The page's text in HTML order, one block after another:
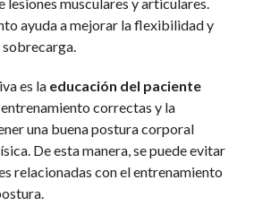
ayuda a mejorar la flexibilidad y
es laeducación del paciente
correctas y la
una buena postura corporal
De esta manera, se puede evitar
relacionadas con el entrenamiento